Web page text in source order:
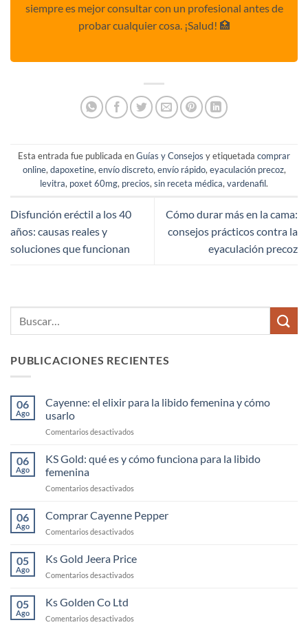
siempre es mejor consultar con un profesional antes de
probar cualquier cosa. ¡Salud! 🏥
Esta entrada fue publicada enGuías y Consejos y etiquetada comprar
online,dapoxetine,envío discreto,envío rápido,eyaculación precoz,
levitra, poxet 60mg, precios,sin receta médica,vardenafil.
Disfunción eréctil a los 40
años: causas reales y
soluciones que funcionan
Cómo durar más en la cama:
consejos prácticos contra la
eyaculación precoz
PUBLICACIONES RECIENTES
06
Ago
Cayenne: el elixir para la libido femenina y cómo
usarlo
Comentarios desactivados
el
la
femenina
cómo
06
Ago
KS Gold: qué es y cómo funciona para la libido
femenina
Comentarios desactivados
Gold:
es
cómo
06
Ago
Comprar Cayenne Pepper
Comentarios desactivados
05
Ago
Ks Gold Jeera Price
Comentarios desactivados
Price
05
Ago
Ks Golden Co Ltd
Comentarios desactivados